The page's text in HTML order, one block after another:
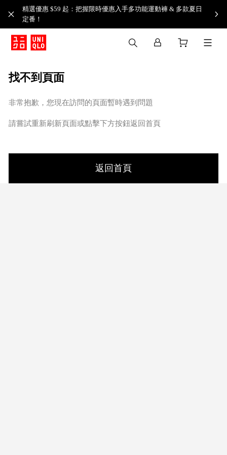
精選優惠 $59 起：把握限時優惠入手多功能運動褲 & 多款夏日
定番！​
找不到頁面
非常抱歉，您現在訪問的頁面暫時遇到問題
請嘗試重新刷新頁面或點擊下方按鈕返回首頁
返回首頁